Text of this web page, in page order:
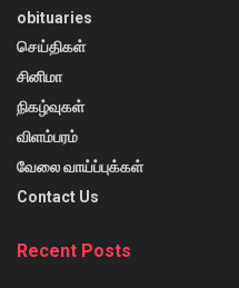
obituaries
செய்திகள்
சினிமா
நிகழ்வுகள்
விளம்பரம்
வேலை வாய்ப்புக்கள்
Contact Us
Recent Posts